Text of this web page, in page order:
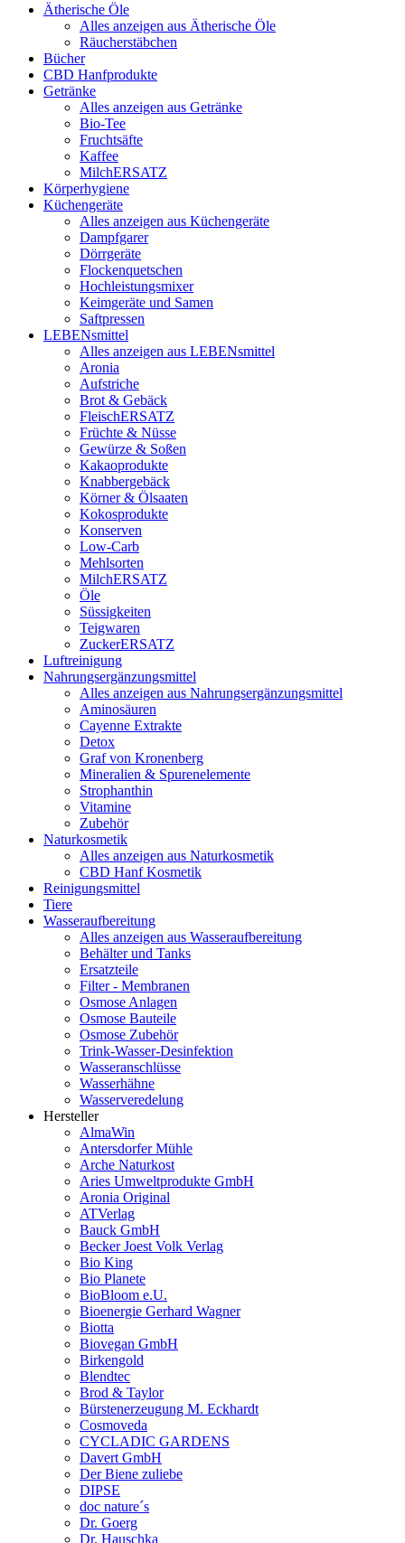
Ätherische Öle
Alles anzeigen aus Ätherische Öle
Räucherstäbchen
Bücher
CBD Hanfprodukte
Getränke
Alles anzeigen aus Getränke
Bio-Tee
Fruchtsäfte
Kaffee
MilchERSATZ
Körperhygiene
Küchengeräte
Alles anzeigen aus Küchengeräte
Dampfgarer
Dörrgeräte
Flockenquetschen
Hochleistungsmixer
Keimgeräte und Samen
Saftpressen
LEBENsmittel
Alles anzeigen aus LEBENsmittel
Aronia
Aufstriche
Brot & Gebäck
FleischERSATZ
Früchte & Nüsse
Gewürze & Soßen
Kakaoprodukte
Knabbergebäck
Körner & Ölsaaten
Kokosprodukte
Konserven
Low-Carb
Mehlsorten
MilchERSATZ
Öle
Süssigkeiten
Teigwaren
ZuckerERSATZ
Luftreinigung
Nahrungsergänzungsmittel
Alles anzeigen aus Nahrungsergänzungsmittel
Aminosäuren
Cayenne Extrakte
Detox
Graf von Kronenberg
Mineralien & Spurenelemente
Strophanthin
Vitamine
Zubehör
Naturkosmetik
Alles anzeigen aus Naturkosmetik
CBD Hanf Kosmetik
Reinigungsmittel
Tiere
Wasseraufbereitung
Alles anzeigen aus Wasseraufbereitung
Behälter und Tanks
Ersatzteile
Filter - Membranen
Osmose Anlagen
Osmose Bauteile
Osmose Zubehör
Trink-Wasser-Desinfektion
Wasseranschlüsse
Wasserhähne
Wasserveredelung
Hersteller
AlmaWin
Antersdorfer Mühle
Arche Naturkost
Aries Umweltprodukte GmbH
Aronia Original
ATVerlag
Bauck GmbH
Becker Joest Volk Verlag
Bio King
Bio Planete
BioBloom e.U.
Bioenergie Gerhard Wagner
Biotta
Biovegan GmbH
Birkengold
Blendtec
Brod & Taylor
Bürstenerzeugung M. Eckhardt
Cosmoveda
CYCLADIC GARDENS
Davert GmbH
Der Biene zuliebe
DIPSE
doc nature´s
Dr. Goerg
Dr. Hauschka